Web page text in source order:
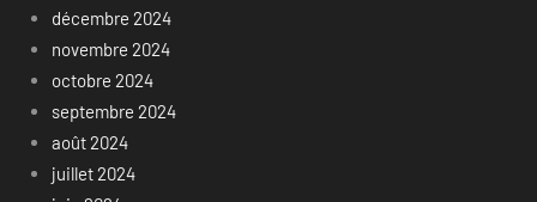
décembre 2024
novembre 2024
octobre 2024
septembre 2024
août 2024
juillet 2024